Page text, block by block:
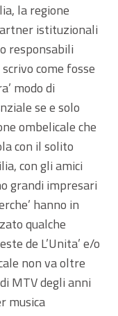
la regione
istituzionali
responsabili
scrivo come fosse
modo di
se e solo
ombelicale che
con il solito
con gli amici
grandi impresari
hanno in
qualche
de L’Unita’ e/o
non va oltre
MTV degli anni
musica